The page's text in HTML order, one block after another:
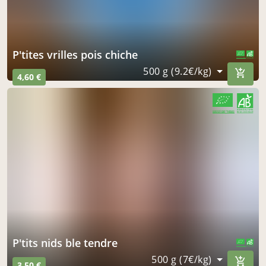
p'tites vrilles pois chiche
4,60 € 500 g (9.2€/kg)
p'tits nids ble tendre
500 g (7€/kg)
CERTIFIÉ PAR FR-BIO-01
AGRICULTURE FRANCE